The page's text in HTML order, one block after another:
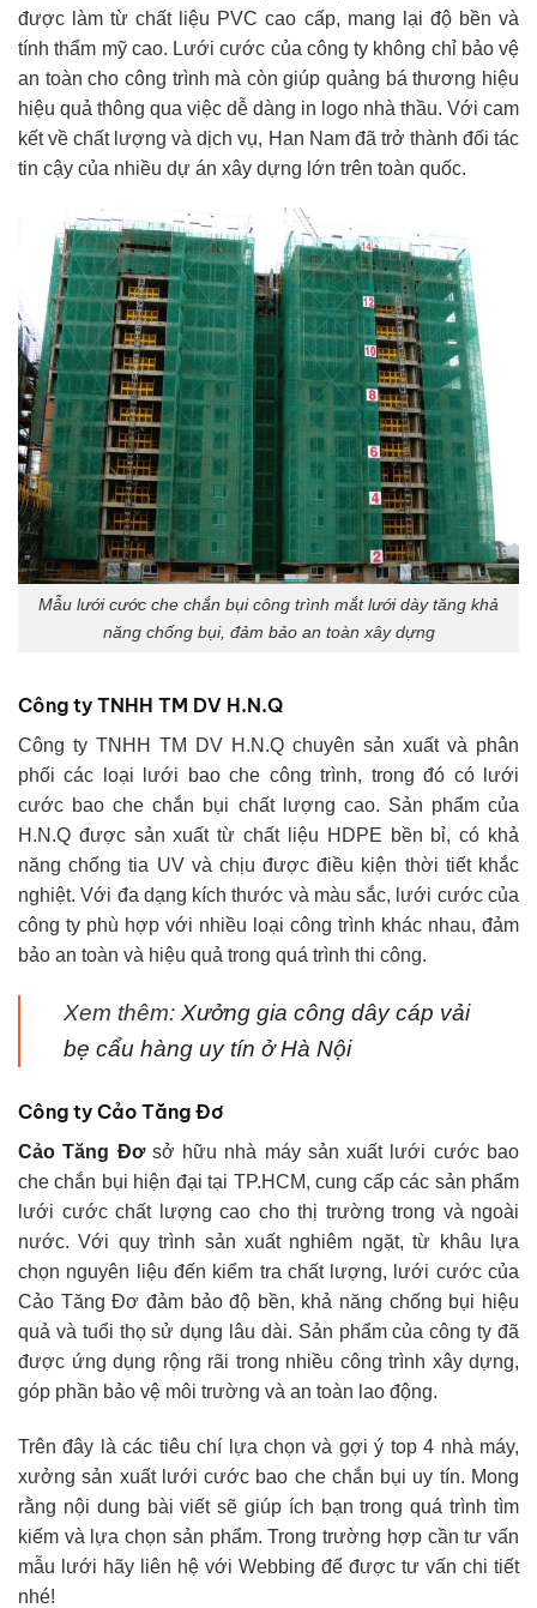
được làm từ chất liệu PVC cao cấp, mang lại độ bền và
tính thẩm mỹ cao. Lưới cước của công ty không chỉ bảo vệ
an toàn cho công trình mà còn giúp quảng bá thương hiệu
hiệu quả thông qua việc dễ dàng in logo nhà thầu. Với cam
kết về chất lượng và dịch vụ, Han Nam đã trở thành đối tác
tin cậy của nhiều dự án xây dựng lớn trên toàn quốc.
Mẫu lưới cước che chắn bụi công trình mắt lưới dày tăng khả
năng chống bụi, đảm bảo an toàn xây dựng
Công ty TNHH TM DV H.N.Q
Công ty TNHH TM DV H.N.Q chuyên sản xuất và phân
phối các loại lưới bao che công trình, trong đó có lưới
cước bao che chắn bụi chất lượng cao. Sản phẩm của
H.N.Q được sản xuất từ chất liệu HDPE bền bỉ, có khả
năng chống tia UV và chịu được điều kiện thời tiết khắc
nghiệt. Với đa dạng kích thước và màu sắc, lưới cước của
công ty phù hợp với nhiều loại công trình khác nhau, đảm
bảo an toàn và hiệu quả trong quá trình thi công.
Xem thêm: Xưởng gia công dây cáp vải
bẹ cẩu hàng uy tín ở Hà Nội
Công ty Cảo Tăng Đơ
Cảo Tăng Đơsở hữu nhà máy sản xuất lưới cước bao
che chắn bụi hiện đại tại TP.HCM, cung cấp các sản phẩm
lưới cước chất lượng cao cho thị trường trong và ngoài
nước. Với quy trình sản xuất nghiêm ngặt, từ khâu lựa
chọn nguyên liệu đến kiểm tra chất lượng, lưới cước của
Cảo Tăng Đơ đảm bảo độ bền, khả năng chống bụi hiệu
quả và tuổi thọ sử dụng lâu dài. Sản phẩm của công ty đã
được ứng dụng rộng rãi trong nhiều công trình xây dựng,
góp phần bảo vệ môi trường và an toàn lao động.
Trên đây là các tiêu chí lựa chọn và gợi ý top 4 nhà máy,
xưởng sản xuất lưới cước bao che chắn bụi uy tín. Mong
rằng nội dung bài viết sẽ giúp ích bạn trong quá trình tìm
kiếm và lựa chọn sản phẩm. Trong trường hợp cần tư vấn
mẫu lưới hãy liên hệ với Webbing để được tư vấn chi tiết
nhé!